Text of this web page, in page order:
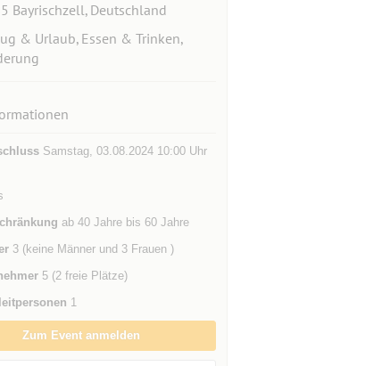
Bayrischzell, Deutschland
& Urlaub, Essen & Trinken,
Samstag, 03.08.2024 10:00 Uhr
ab 40 Jahre bis 60 Jahre
3 (keine Männer und 3 Frauen )
5 (2 freie Plätze)
1
Zum Event anmelden